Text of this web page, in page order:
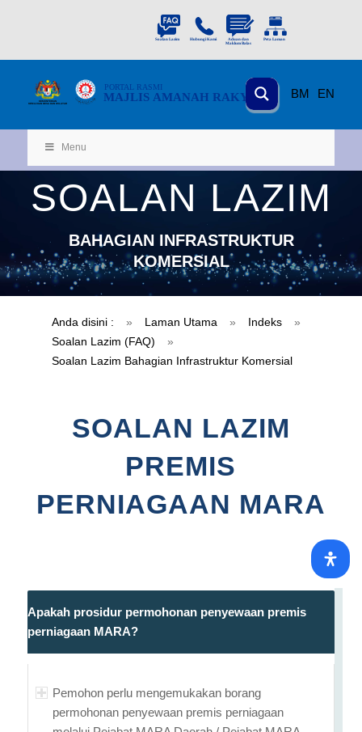
BM EN
MAJLIS AMANAH RAKYAT
PORTAL RASMI
KEMENTERIAN
KEMAJUAN DESA DAN WILA YAH
Menu
SOALAN LAZIM
BAHAGIAN INFRASTRUKTUR
KOMERSIAL
Anda disini : » Laman Utama » Indeks
»
Soalan Lazim (FAQ)
»
Soalan Lazim Bahagian Infrastruktur Komersial
SOALAN LAZIM
PREMIS
PERNIAGAAN MARA
Apakah prosidur permohonan penyewaan premis
perniagaan MARA?
Pemohon perlu mengemukakan borang
permohonan penyewaan premis perniagaan